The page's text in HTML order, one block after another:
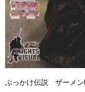
ぶっかけ伝説 ザーメン